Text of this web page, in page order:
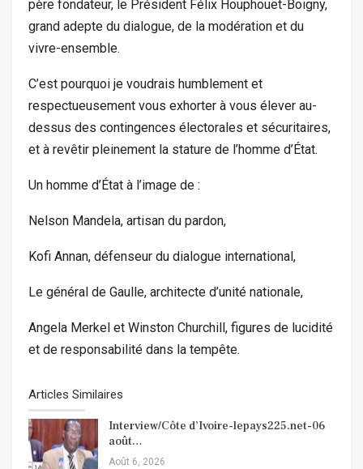
père fondateur, le Président Félix Houphouët-Boigny,
grand adepte du dialogue, de la modération et du
vivre-ensemble.
C’est pourquoi je voudrais humblement et
respectueusement vous exhorter à vous élever au-
dessus des contingences électorales et sécuritaires,
et à revêtir pleinement la stature de l’homme d’État.
Un homme d’État à l’image de :
Nelson Mandela, artisan du pardon,
Kofi Annan, défenseur du dialogue international,
Le général de Gaulle, architecte d’unité nationale,
Angela Merkel et Winston Churchill, figures de lucidité
et de responsabilité dans la tempête.
Articles Similaires
Interview/Côte d’Ivoire-lepays225.net-06
août…
Août 6, 2026